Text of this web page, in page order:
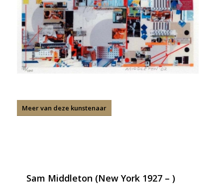
Meer van deze kunstenaar
Sam Middleton (New York 1927 – )